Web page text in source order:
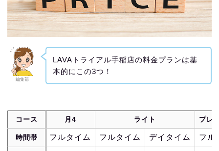
編集部
LAVAトライアル手稲店の料金プランは基
本的にこの3つ！
コース 月4 ライト プレ
時間帯 フルタイム フルタイム デイタイム フル